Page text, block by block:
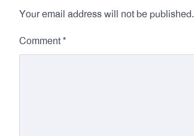
Your email address will not be published.
Comment *